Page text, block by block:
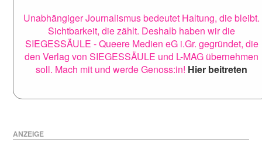
Unabhängiger Journalismus bedeutet Haltung, die bleibt.
Sichtbarkeit, die zählt. Deshalb haben wir die
SIEGESSÄULE - Queere Medien eG i.Gr. gegründet, die
den Verlag von SIEGESSÄULE und L-MAG übernehmen
soll. Mach mit und werde Genoss:in! Hier beitreten
ANZEIGE